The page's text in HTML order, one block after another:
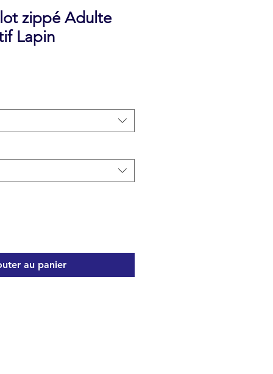
zippé Adulte
Lapin
au panier